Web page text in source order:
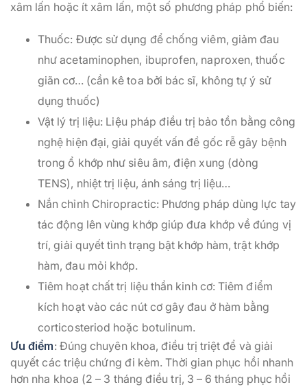
xâm lấn hoặc ít xâm lấn, một số phương pháp phổ biến:
Thuốc: Được sử dụng để chống viêm, giảm đau
như acetaminophen, ibuprofen, naproxen, thuốc
giãn cơ… (cần kê toa bởi bác sĩ, không tự ý sử
dụng thuốc)
Vật lý trị liệu: Liệu pháp điều trị bảo tồn bằng công
nghệ hiện đại, giải quyết vấn đề gốc rễ gây bệnh
trong ổ khớp như siêu âm, điện xung (dòng
TENS), nhiệt trị liệu, ánh sáng trị liệu…
Nắn chỉnh Chiropractic: Phương pháp dùng lực tay
tác động lên vùng khớp giúp đưa khớp về đúng vị
trí, giải quyết tình trạng bật khớp hàm, trật khớp
hàm, đau mỏi khớp.
Tiêm hoạt chất trị liệu thần kinh cơ: Tiêm điểm
kích hoạt vào các nút cơ gây đau ở hàm bằng
corticosteriod hoặc botulinum.
Ưu điểm: Đúng chuyên khoa, điều trị triệt để và giải
quyết các triệu chứng đi kèm. Thời gian phục hồi nhanh
hơn nha khoa (2 – 3 tháng điều trị, 3 – 6 tháng phục hồi